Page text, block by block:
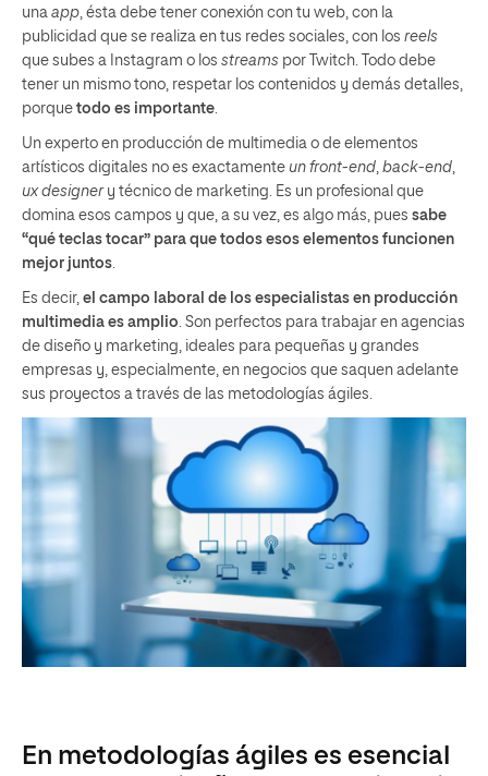
una app , ésta debe tener conexión con tu web, con la
publicidad que se realiza en tus redes sociales, con los reels
que subes a Instagram o los streams por Twitch. Todo debe
tener un mismo tono, respetar los contenidos y demás detalles,
porque todo es importante
Un experto en producción de multimedia o de elementos
artísticos digitales no es exactamente un front-end back-end
ux designery técnico de marketing. Es un profesional que
domina esos campos y que, a su vez, es algo más, pues sabe
“qué teclas tocar” para que todos esos elementos funcionen
mejor juntos
Es decir, el campo laboral de los especialistas en producción
multimedia es amplio . Son perfectos para trabajar en agencias
de diseño y marketing, ideales para pequeñas y grandes
empresas y, especialmente, en negocios que saquen adelante
sus proyectos a través de las metodologías ágiles.
En metodologías ágiles es esencial